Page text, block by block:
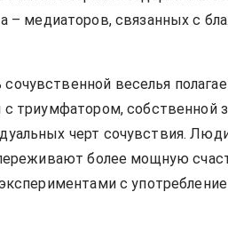
– медиаторов, связанных с
веселья
триумфатором, собственной
черт сочувствия.
более мощную
с